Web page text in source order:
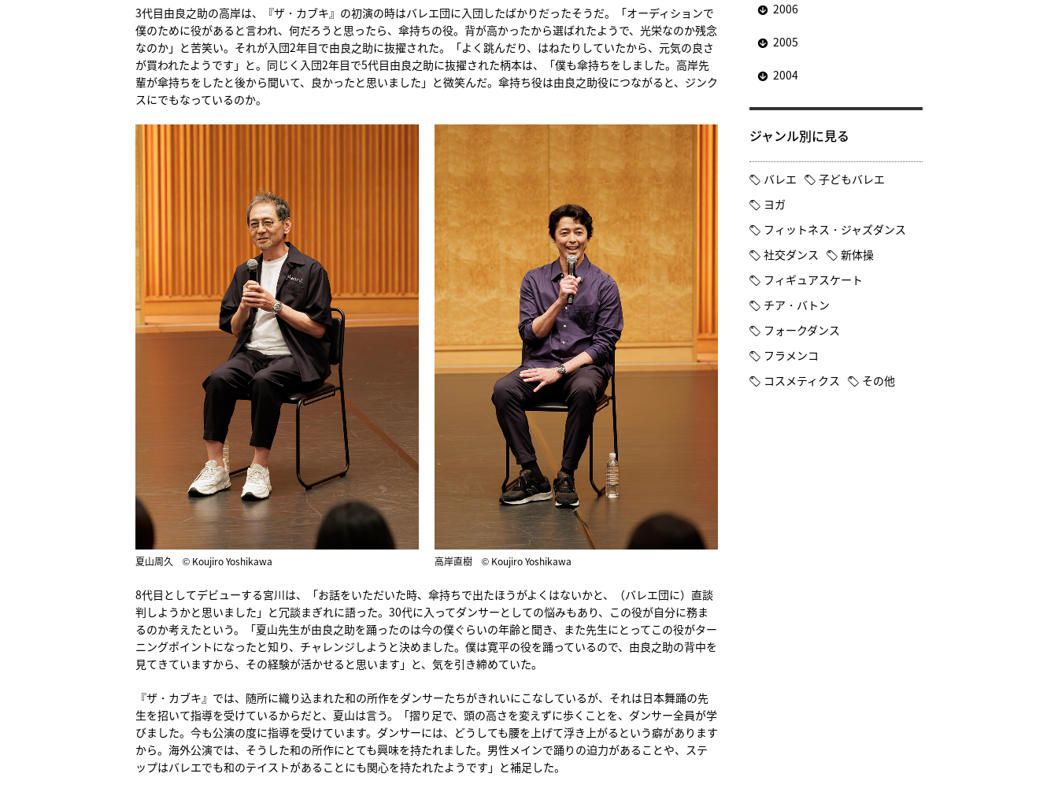
3代目由良之助の高岸は、『ザ・カブキ』の初演の時はバレエ団に入団したばかりだったそうだ。「オーディションで
僕のために役があると言われ、何だろうと思ったら、傘持ちの役。背が高かったから選ばれたようで、光栄なのか残念
なのか」と苦笑い。それが入団2年目で由良之助に抜擢された。「よく跳んだり、はねたりしていたから、元気の良さ
が買われたようです」と。同じく入団2年目で5代目由良之助に抜擢された柄本は、「僕も傘持ちをしました。高岸先
輩が傘持ちをしたと後から聞いて、良かったと思いました」と微笑んだ。傘持ち役は由良之助役につながると、ジンク
スにでもなっているのか。
夏山周久 © Koujiro Yoshikawa 高岸直樹 © Koujiro Yoshikawa
8代目としてデビューする宮川は、「お話をいただいた時、傘持ちで出たほうがよくはないかと、（バレエ団に）直談
判しようかと思いました」と冗談まぎれに語った。30代に入ってダンサーとしての悩みもあり、この役が自分に務ま
るのか考えたという。「夏山先生が由良之助を踊ったのは今の僕ぐらいの年齢と聞き、また先生にとってこの役がター
ニングポイントになったと知り、チャレンジしようと決めました。僕は寛平の役を踊っているので、由良之助の背中を
見てきていますから、その経験が活かせると思います」と、気を引き締めていた。
『ザ・カブキ』では、随所に織り込まれた和の所作をダンサーたちがきれいにこなしているが、それは日本舞踊の先
生を招いて指導を受けているからだと、夏山は言う。「摺り足で、頭の高さを変えずに歩くことを、ダンサー全員が学
びました。今も公演の度に指導を受けています。ダンサーには、どうしても腰を上げて浮き上がるという癖があります
から。海外公演では、そうした和の所作にとても興味を持たれました。男性メインで踊りの迫力があることや、ステ
ップはバレエでも和のテイストがあることにも関心を持たれたようです」と補足した。
2006
2005
2004
ジャンル別に見る
バレエ
子どもバレエ
ヨガ
フィットネス・ジャズダンス
社交ダンス
新体操
フィギュアスケート
チア・バトン
フォークダンス
フラメンコ
コスメティクス
その他